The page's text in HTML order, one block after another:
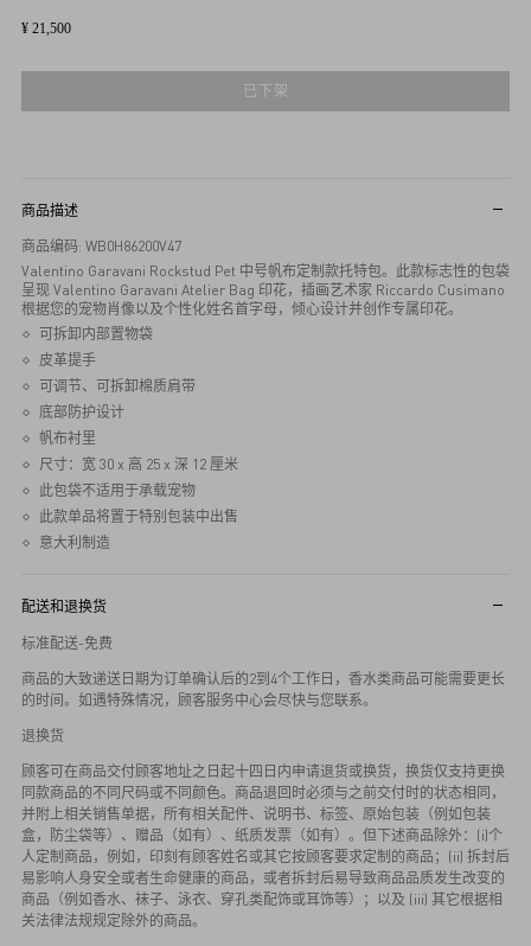
¥ 21,500
已下架
商品描述
商品编码: WB0H86200V47
Valentino Garavani Rockstud Pet 中号帆布定制款托特包。此款标志性的包袋
呈现 Valentino Garavani Atelier Bag 印花，插画艺术家 Riccardo Cusimano
根据您的宠物肖像以及个性化姓名首字母，倾心设计并创作专属印花。
可拆卸内部置物袋
皮革提手
可调节、可拆卸棉质肩带
底部防护设计
帆布衬里
尺寸：宽 30 x 高 25 x 深 12 厘米
此包袋不适用于承载宠物
此款单品将置于特别包装中出售
意大利制造
配送和退换货
标准配送-免费
商品的大致递送日期为订单确认后的2到4个工作日，香水类商品可能需要更长
的时间。如遇特殊情况，顾客服务中心会尽快与您联系。
退换货
顾客可在商品交付顾客地址之日起十四日内申请退货或换货，换货仅支持更换
同款商品的不同尺码或不同颜色。商品退回时必须与之前交付时的状态相同，
并附上相关销售单据，所有相关配件、说明书、标签、原始包装（例如包装
盒，防尘袋等）、赠品（如有）、纸质发票（如有）。但下述商品除外：(i)个
人定制商品，例如，印刻有顾客姓名或其它按顾客要求定制的商品；(ii) 拆封后
易影响人身安全或者生命健康的商品，或者拆封后易导致商品品质发生改变的
商品（例如香水、袜子、泳衣、穿孔类配饰或耳饰等）；以及 (iii) 其它根据相
关法律法规规定除外的商品。